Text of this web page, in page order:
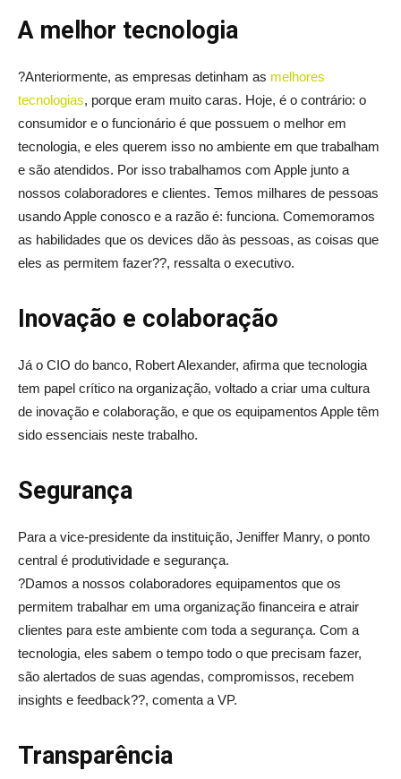
A melhor tecnologia
?Anteriormente, as empresas detinham as melhores
tecnologias, porque eram muito caras. Hoje, é o contrário: o
consumidor e o funcionário é que possuem o melhor em
tecnologia, e eles querem isso no ambiente em que trabalham
e são atendidos. Por isso trabalhamos com Apple junto a
nossos colaboradores e clientes. Temos milhares de pessoas
usando Apple conosco e a razão é: funciona. Comemoramos
as habilidades que os devices dão às pessoas, as coisas que
eles as permitem fazer??, ressalta o executivo.
Inovação e colaboração
Já o CIO do banco, Robert Alexander, afirma que tecnologia
tem papel crítico na organização, voltado a criar uma cultura
de inovação e colaboração, e que os equipamentos Apple têm
sido essenciais neste trabalho.
Segurança
Para a vice-presidente da instituição, Jeniffer Manry, o ponto
central é produtividade e segurança.
?Damos a nossos colaboradores equipamentos que os
permitem trabalhar em uma organização financeira e atrair
clientes para este ambiente com toda a segurança. Com a
tecnologia, eles sabem o tempo todo o que precisam fazer,
são alertados de suas agendas, compromissos, recebem
insights e feedback??, comenta a VP.
Transparência